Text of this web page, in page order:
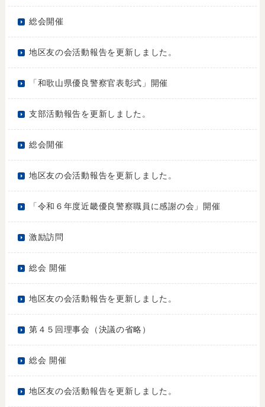
総会開催
地区友の会活動報告を更新しました。
「和歌山県優良警察官表彰式」開催
支部活動報告を更新しました。
総会開催
地区友の会活動報告を更新しました。
「令和６年度近畿優良警察職員に感謝の会」開催
激励訪問
総会 開催
地区友の会活動報告を更新しました。
第４５回理事会（決議の省略）
総会 開催
地区友の会活動報告を更新しました。